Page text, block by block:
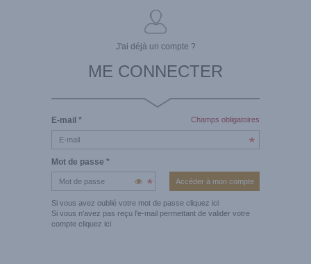
J'ai déjà un compte ?
ME CONNECTER
Champs obligatoires
E-mail *
Mot de passe *
Si vous avez oublié votre mot de passe cliquez ici
Si vous n'avez pas reçu l'e-mail permettant de valider votre
compte cliquez ici